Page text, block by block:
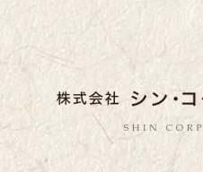
都内に5店舗展
のお店「真希
営する「株式
レーション」
東京都内に5店舗
店「真希（しんき
会社シン・コーポ
情報はこちら。店
業、宴会なども
のメニューも豊富